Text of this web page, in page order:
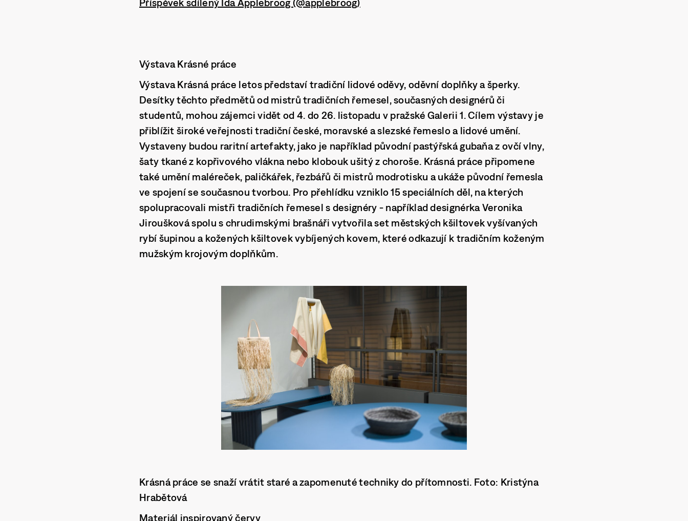
Výstava Krásné práce
Výstava Krásná práce letos představí tradiční lidové oděvy, oděvní doplňky a šperky.
Desítky těchto předmětů od mistrů tradičních řemesel, současných designérů či
studentů, mohou zájemci vidět od 4. do 26. listopadu v pražské Galerii 1. Cílem výstavy je
přiblížit široké veřejnosti tradiční české, moravské a slezské řemeslo a lidové umění.
Vystaveny budou raritní artefakty, jako je například původní pastýřská gubaňa z ovčí vlny,
šaty tkané z kopřivového vlákna nebo klobouk ušitý z choroše. Krásná práce připomene
také umění maléreček, paličkářek, řezbářů či mistrů modrotisku a ukáže původní řemesla
ve spojení se současnou tvorbou. Pro přehlídku vzniklo 15 speciálních děl, na kterých
spolupracovali mistři tradičních řemesel s designéry - například designérka Veronika
Jiroušková spolu s chrudimskými brašnáři vytvořila set městských kšiltovek vyšívaných
rybí šupinou a kožených kšiltovek vybíjených kovem, které odkazují k tradičním koženým
mužským krojovým doplňkům.
Krásná práce se snaží vrátit staré a zapomenuté techniky do přítomnosti. Foto: Kristýna
Hrabětová
Materiál inspirovaný červy